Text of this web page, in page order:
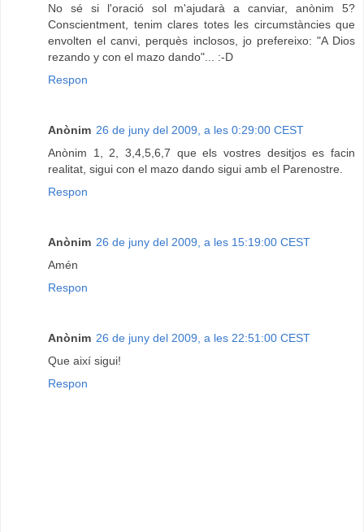
No sé si l'oració sol m'ajudarà a canviar, anònim 5?
Conscientment, tenim clares totes les circumstàncies que
envolten el canvi, perquès inclosos, jo prefereixo: "A Dios
rezando y con el mazo dando"... :-D
Respon
Anònim 26 de juny del 2009, a les 0:29:00 CEST
Anònim 1, 2, 3,4,5,6,7 que els vostres desitjos es facin
realitat, sigui con el mazo dando sigui amb el Parenostre.
Respon
Anònim 26 de juny del 2009, a les 15:19:00 CEST
Amén
Respon
Anònim 26 de juny del 2009, a les 22:51:00 CEST
Que així sigui!
Respon